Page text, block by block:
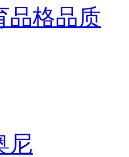
品格品质
尼